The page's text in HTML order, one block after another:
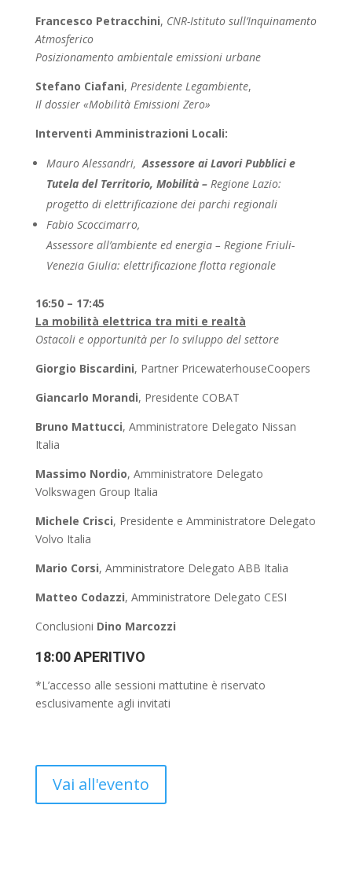
Francesco Petracchini, CNR-Istituto sull’Inquinamento
Atmosferico
Posizionamento ambientale emissioni urbane
Stefano Ciafani, Presidente Legambiente,
Il dossier «Mobilità Emissioni Zero»
Interventi Amministrazioni Locali:
Mauro Alessandri, Assessore ai Lavori Pubblici e
Tutela del Territorio, Mobilità –Regione Lazio:
progetto di elettrificazione dei parchi regionali
FabioScoccimarro,
Assessore all’ambiente ed energia – Regione Friuli-
Venezia Giulia: elettrificazione flotta regionale
16:50 – 17:45
La mobilità elettrica tra miti e realtà
Ostacoli e opportunità per lo sviluppo del settore
Giorgio Biscardini, Partner PricewaterhouseCoopers
Giancarlo Morandi, Presidente COBAT
Bruno Mattucci, Amministratore Delegato Nissan
Italia
Massimo Nordio, Amministratore Delegato
Volkswagen Group Italia
Michele Crisci, Presidente e Amministratore Delegato
Volvo Italia
Mario Corsi, Amministratore Delegato ABB Italia
Matteo Codazzi, Amministratore Delegato CESI
Conclusioni Dino Marcozzi
18:00 APERITIVO
*L’accesso alle sessioni mattutine è riservato
esclusivamente agli invitati
Vai all'evento